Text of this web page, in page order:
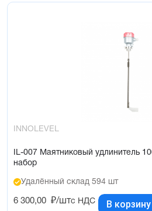
INNOLEVEL
IL-007 Маятниковый удлинитель
набор
Удалённый склад 594 шт
6 300,00 ₽/штс НДС В корзину